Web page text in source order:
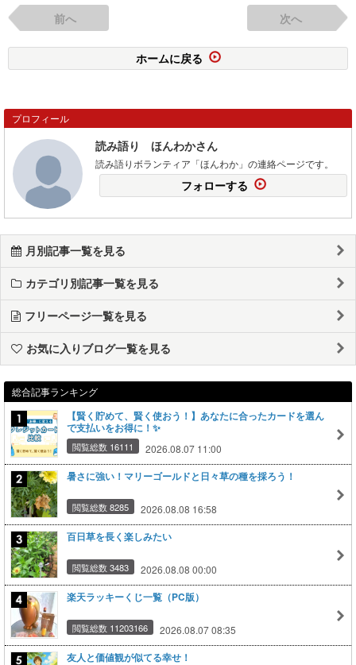
前へ 次へ
ホームに戻る
プロフィール
読み語り ほんわかさん
読み語りボランティア「ほんわか」の連絡ページです。
フォローする
月別記事一覧を見る
カテゴリ別記事一覧を見る
フリーページ一覧を見る
お気に入りブログ一覧を見る
総合記事ランキング
【賢く貯めて、賢く使おう！】あなたに合ったカードを選ん
で支払いをお得に！✨
閲覧総数 16111 2026.08.07 11:00
暑さに強い！マリーゴールドと日々草の種を採ろう！
閲覧総数 8285 2026.08.08 16:58
百日草を長く楽しみたい
閲覧総数 3483 2026.08.08 00:00
楽天ラッキーくじ一覧（PC版）
閲覧総数 11203166 2026.08.07 08:35
友人と価値観が似てる幸せ！